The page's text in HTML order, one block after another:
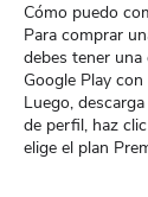
Cómo puedo
Para comprar
debes tener
Google Play
Luego,
de perfil, haz
elige el plan